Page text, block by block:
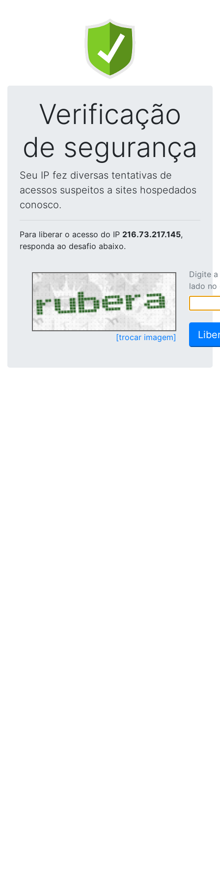
Verificação
de segurança
Seu IP fez diversas tentativas de
acessos suspeitos a sites hospedados
conosco.
Para liberar o acesso do IP 216.73.217.145,
responda ao desafio abaixo.
[trocar imagem]
Digite
lado no